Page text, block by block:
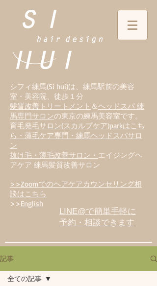
シフィ練馬(Si hui)は、 練馬駅前の美容
室・美容院、徒歩１分
髪質改善トリートメント ＆ヘッドスパ 練
馬専門サロンの東京の練馬美容室です。
育毛発毛サロン(スカルプケア)parkはこち
ら・薄毛ケア専門・練馬ヘッドスパサロ
ン
抜け毛・薄毛改善サロン・ エイジングヘ
アケア 練馬髪質改善サロン
>>Zoomでのヘアケアカウンセリング相
談はこちら
>>English
LINE@で簡単手軽に
予約・相談できます
記事
全ての記事